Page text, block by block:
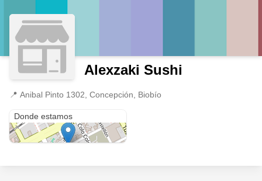
Alexzaki Sushi
📍 Anibal Pinto 1302, Concepción, Biobío
Donde estamos